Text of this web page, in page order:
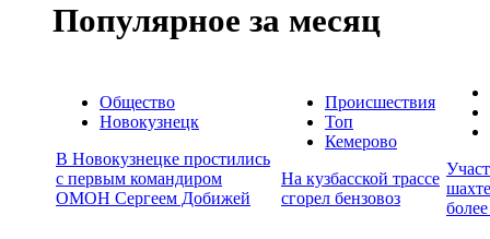
Популярное за месяц
Общество
Новокузнецк
В Новокузнецке простились
с первым командиром
ОМОН Сергеем Добижей
Происшествия
Топ
Кемерово
На кузбасской трассе
сгорел бензовоз